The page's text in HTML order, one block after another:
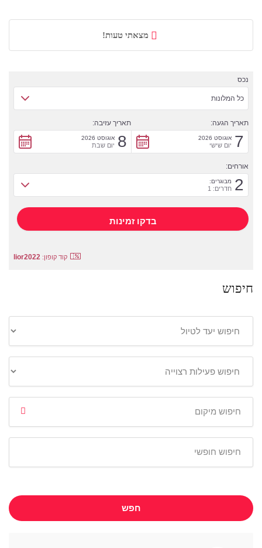
מצאתי טעות!
נכס
כל המלונות
תאריך הגעה:
7 אוגוסט 2026
יום שישי
תאריך עזיבה:
8 אוגוסט 2026
יום שבת
אורחים:
2 מבוגרים:
חדרים: 1
קוד קופון: lior2022
חיפוש
חפש